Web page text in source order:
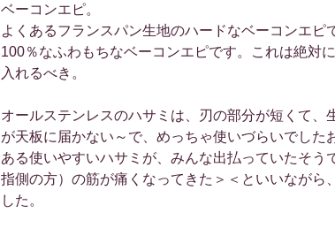
ベーコンエピ。
よくあるフランスパン生地のハードなベーコンエピ
100％なふわもちなベーコンエピです。これは絶対
入れるべき。
オールステンレスのハサミは、刃の部分が短くて、
が天板に届かない～で、めっちゃ使いづらいでし
ある使いやすいハサミが、みんな出払っていたそう
指側の方）の筋が痛くなってきた＞＜といいながら
した。